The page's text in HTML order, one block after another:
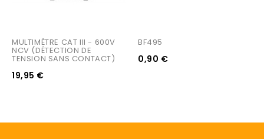
MULTIMÈTRE CAT III - 600V
NCV (DÉTECTION DE
TENSION SANS CONTACT)
19,95 €
BF495
0,90 €